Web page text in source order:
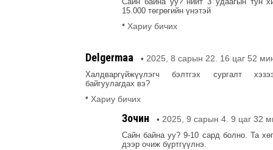
15.000 төгрөгийн үнэтэй
• Хариу бичих
Delgermaa • 2025, 8 сарын 22. 16 цаг 52
Халдваргүйжүүлэгч бэлтгэх сургалт
байгуулагдах вэ?
• Хариу бичих
Зочин • 2025, 9 сарын 4. 9 цаг 32
Сайн байна уу? 9-10 сард болно. Та
дээр очиж бүртгүүлнэ.